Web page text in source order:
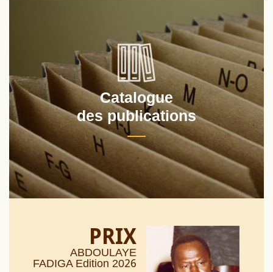
Catalogue
des publications
PRIX
ABDOULAYE
FADIGA Edition 2026